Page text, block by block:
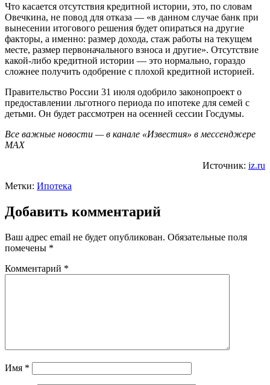
Что касается отсутствия кредитной истории, это, по словам
Овечкина, не повод для отказа — «в данном случае банк при
вынесении итогового решения будет опираться на другие
факторы, а именно: размер дохода, стаж работы на текущем
месте, размер первоначального взноса и другие». Отсутствие
какой-либо кредитной истории — это нормально, гораздо
сложнее получить одобрение с плохой кредитной историей.
Правительство России 31 июля одобрило законопроект о
предоставлении льготного периода по ипотеке для семей с
детьми. Он будет рассмотрен на осенней сессии Госдумы.
Все важные новости — в канале «Известия» в мессенджере
МАХ
Источник: iz.ru
Метки: Ипотека
Добавить комментарий
Ваш адрес email не будет опубликован. Обязательные поля
помечены *
Комментарий *
Имя *